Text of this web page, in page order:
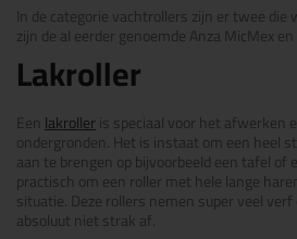
In de categorie vachtrollers zijn er twee
zijn de al eerder genoemde Anza MicMex
Lakroller
Een lakrolleris speciaal voor het afwerken
ondergronden. Het is instaat om een heel
aan te brengen op bijvoorbeeld een tafel of
practisch om een roller met hele lange
situatie. Deze rollers nemen super veel
absoluut niet strak af.